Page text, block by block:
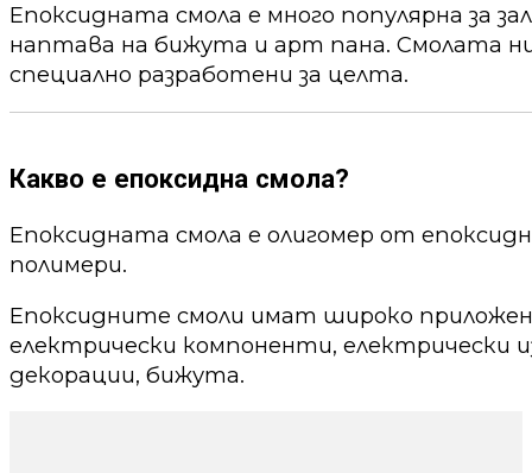
Епоксидната смола е много популярна за
наптава на бижута и арт пана. Смолата
специално разработени за целта.
Какво е епоксидна смола?
Епоксидната смола е олигомер от
полимери.
Епоксидните смоли имат широко
електрически компоненти, електрически
декорации, бижута.